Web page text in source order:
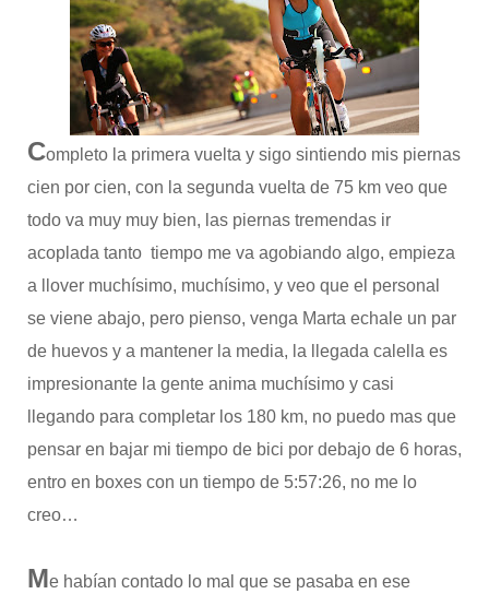
Completo la primera vuelta y sigo sintiendo mis piernas
cien por cien, con la segunda vuelta de 75 km veo que
todo va muy muy bien, las piernas tremendas ir
acoplada tanto tiempo me va agobiando algo, empieza
a llover muchísimo, muchísimo, y veo que el personal
se viene abajo, pero pienso, venga Marta echale un par
de huevos y a mantener la media, la llegada calella es
impresionante la gente anima muchísimo y casi
llegando para completar los 180 km, no puedo mas que
pensar en bajar mi tiempo de bici por debajo de 6 horas,
entro en boxes con un tiempo de 5:57:26, no me lo
creo…
Me habían contado lo mal que se pasaba en ese